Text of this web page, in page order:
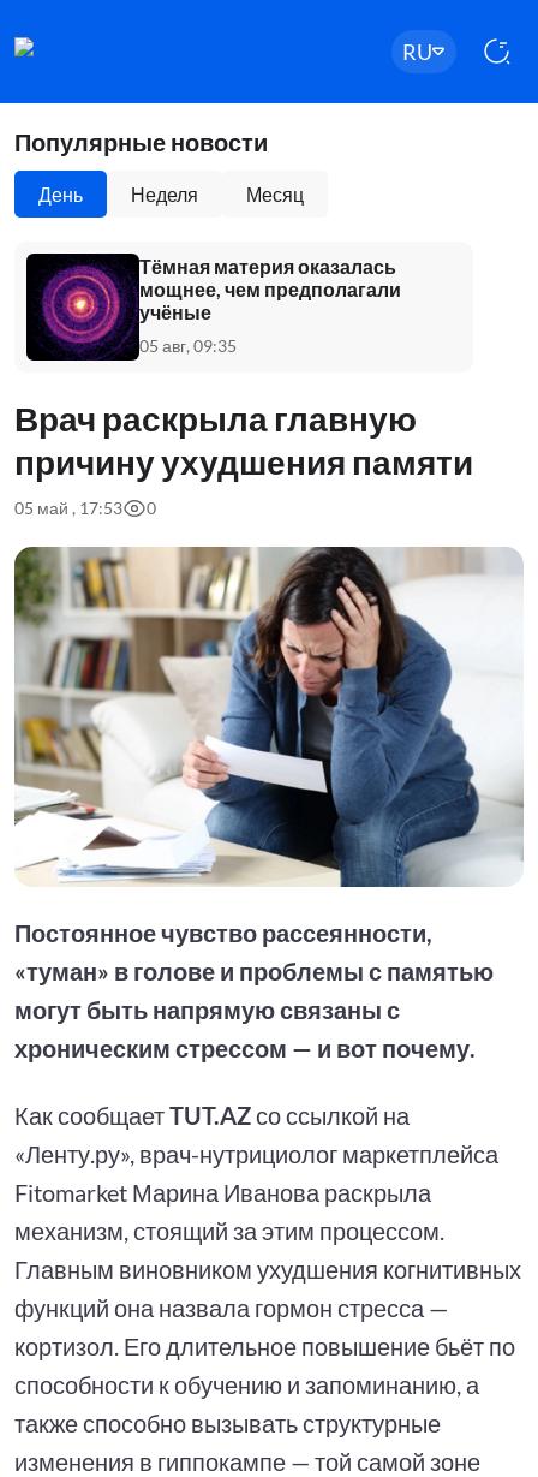
RU
Популярные новости
День Неделя Месяц
Тёмная материя оказалась
мощнее, чем предполагали
учёные
05 авг, 09:35
Врач раскрыла главную
причину ухудшения памяти
05 май , 17:53 0
Постоянное чувство рассеянности,
«туман» в голове и проблемы с памятью
могут быть напрямую связаны с
хроническим стрессом — и вот почему.
Как сообщаетTUT.AZсо ссылкой на
«Ленту.ру», врач-нутрициолог маркетплейса
Fitomarket Марина Иванова раскрыла
механизм, стоящий за этим процессом.
Главным виновником ухудшения когнитивных
функций она назвала гормон стресса —
кортизол. Его длительное повышение бьёт по
способности к обучению и запоминанию, а
также способно вызывать структурные
изменения в гиппокампе — той самой зоне